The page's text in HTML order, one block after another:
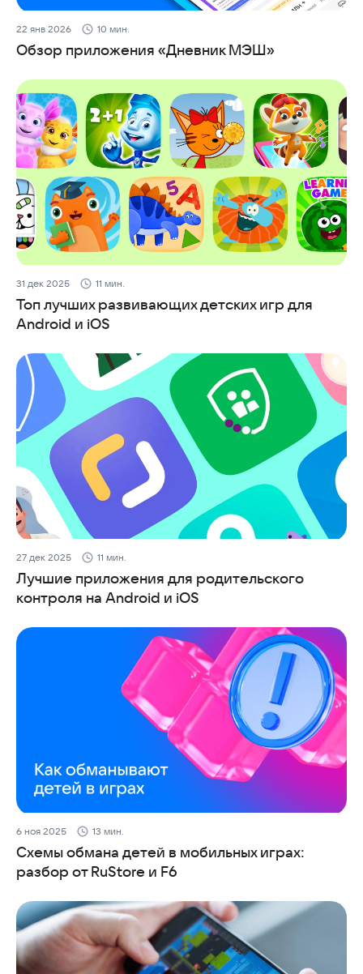
22 янв 2026 10 мин.
Обзор приложения «Дневник МЭШ»
31 дек 2025 11 мин.
Топ лучших развивающих детских игр для
Android и iOS
27 дек 2025 11 мин.
Лучшие приложения для родительского
контроля на Android и iOS
6 ноя 2025 13 мин.
Схемы обмана детей в мобильных играх:
разбор от RuStore и F6